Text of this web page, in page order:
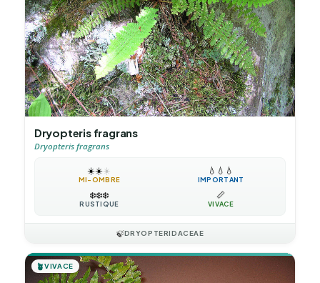
Dryopteris fragrans
Dryopteris fragrans
☀️☀️☀️
MI-OMBRE
💧 💧 💧
IMPORTANT
❄️❄️❄️
RUSTIQUE
📏
VIVACE
🍃DRYOPTERIDACEAE
🪴VIVACE